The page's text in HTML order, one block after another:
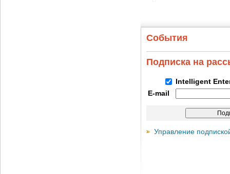
События
Подписка на
Intelligent
E-mail
Управление